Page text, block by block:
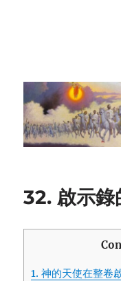
32. 啟示錄
1. 神的天使在整卷